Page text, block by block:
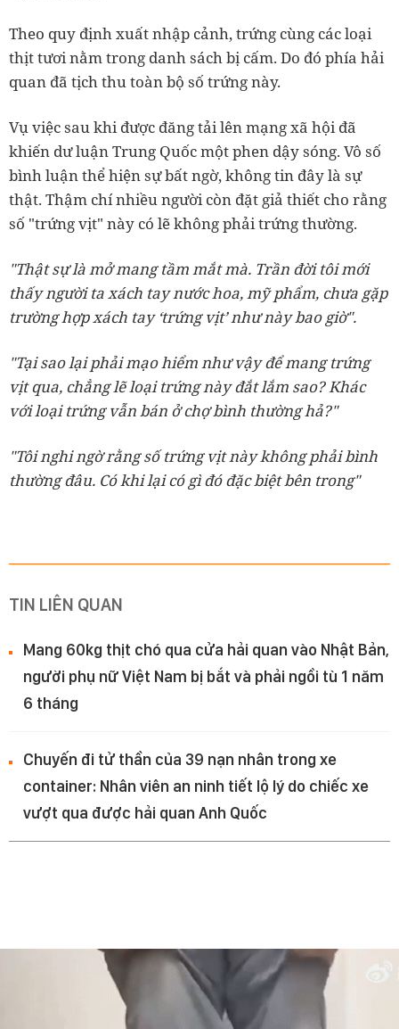
Theo quy định xuất nhập cảnh, trứng cùng các loại
thịt tươi nằm trong danh sách bị cấm. Do đó phía hải
quan đã tịch thu toàn bộ số trứng này.
Vụ việc sau khi được đăng tải lên mạng xã hội đã
khiến dư luận Trung Quốc một phen dậy sóng. Vô số
bình luận thể hiện sự bất ngờ, không tin đây là sự
thật. Thậm chí nhiều người còn đặt giả thiết cho rằng
số "trứng vịt" này có lẽ không phải trứng thường.
"Thật sự là mở mang tầm mắt mà. Trần đời tôi mới
thấy người ta xách tay nước hoa, mỹ phẩm, chưa gặp
trường hợp xách tay ‘trứng vịt’ như này bao giờ".
"Tại sao lại phải mạo hiểm như vậy để mang trứng
vịt qua, chẳng lẽ loại trứng này đắt lắm sao? Khác
với loại trứng vẫn bán ở chợ bình thường hả?"
"Tôi nghi ngờ rằng số trứng vịt này không phải bình
thường đâu. Có khi lại có gì đó đặc biệt bên trong"
TIN LIÊN QUAN
Mang 60kg thịt chó qua cửa hải quan vào Nhật Bản,
người phụ nữ Việt Nam bị bắt và phải ngồi tù 1 năm
6 tháng
Chuyến đi tử thần của 39 nạn nhân trong xe
container: Nhân viên an ninh tiết lộ lý do chiếc xe
vượt qua được hải quan Anh Quốc